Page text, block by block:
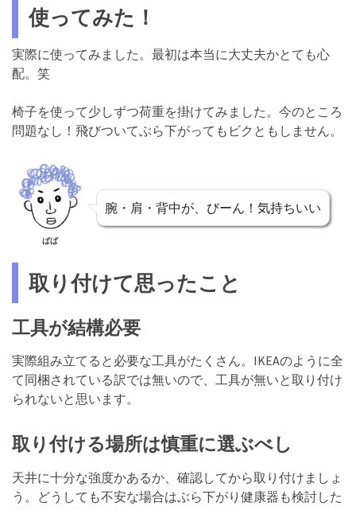
使ってみた！
実際に使ってみました。最初は本当に大丈夫かとても心
配。笑
椅子を使って少しずつ荷重を掛けてみました。今のところ
問題なし！飛びついてぶら下がってもビクともしません。
ぱぱ
腕・肩・背中が、びーん！気持ちいい
取り付けて思ったこと
工具が結構必要
実際組み立てると必要な工具がたくさん。IKEAのように全
て同梱されている訳では無いので、工具が無いと取り付け
られないと思います。
取り付ける場所は慎重に選ぶべし
天井に十分な強度かあるか、確認してから取り付けましょ
う。どうしても不安な場合はぶら下がり健康器も検討した